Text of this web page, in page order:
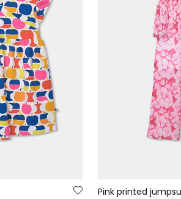
Pink printed